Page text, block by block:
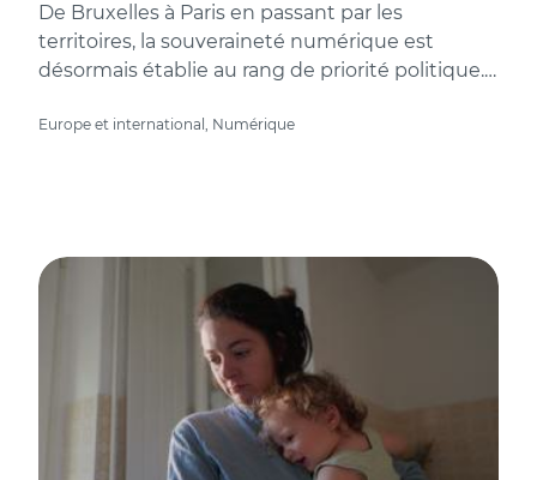
De Bruxelles à Paris en passant par les
territoires, la souveraineté numérique est
désormais établie au rang de priorité politique.…
Europe et international, Numérique